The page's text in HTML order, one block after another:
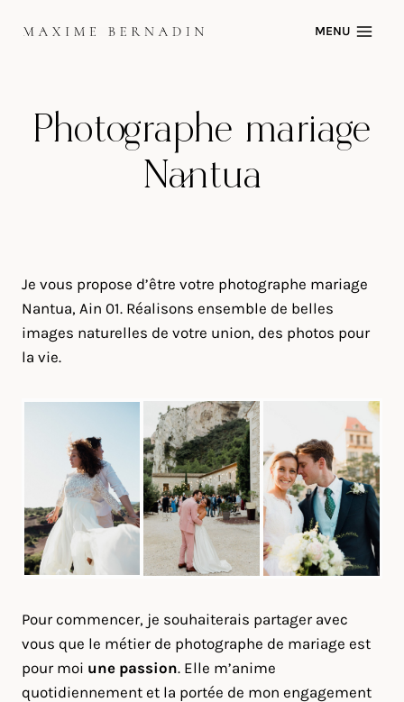
MENU
Photographe mariage
Nantua
Je vous propose d’être votre photographe mariage
Nantua, Ain 01. Réalisons ensemble de belles
images naturelles de votre union, des photos pour
la vie.
Pour commencer, je souhaiterais partager avec
vous que le métier de photographe de mariage est
pour moi une passion. Elle m’anime
quotidiennement et la portée de mon engagement